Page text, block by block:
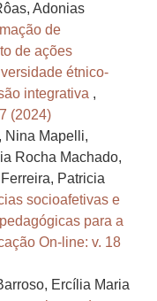
Adonias
de
de ações
étnico-
integrativa ,
(2024)
Nina Mapelli,
Rocha Machado,
Patricia
socioafetivas e
para a
On-line: v. 18
Ercília Maria